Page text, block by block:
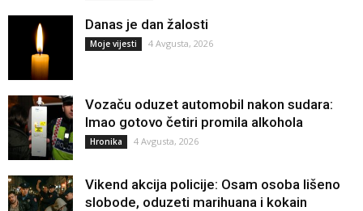
Danas je dan žalosti
Moje vijesti 4 Avgusta, 2026
Vozaču oduzet automobil nakon sudara:
Imao gotovo četiri promila alkohola
Hronika 4 Avgusta, 2026
Vikend akcija policije: Osam osoba lišeno
slobode, oduzeti marihuana i kokain